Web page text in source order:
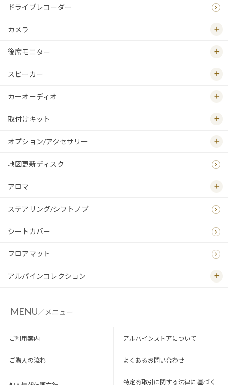
ドライブレコーダー
カメラ
後席モニター
スピーカー
カーオーディオ
取付けキット
オプション/アクセサリー
地図更新ディスク
アロマ
ステアリング/シフトノブ
シートカバー
フロアマット
アルパインコレクション
MENU／メニュー
ご利用案内 アルパインストアについて
ご購入の流れ よくあるお問い合わせ
特定商取引に関する法律に 基づく